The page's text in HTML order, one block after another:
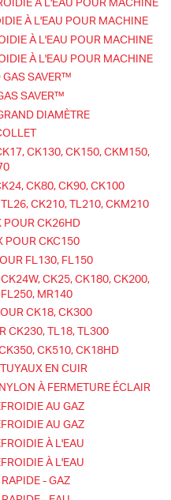
À L'EAU POUR MACHINE
À L'EAU POUR MACHINE
À L'EAU POUR MACHINE
À L'EAU POUR MACHINE
GAS SAVER™
SAVER™
DIAMÈTRE
CK130, CK150, CKM150,
CK80, CK90, CK100
CK210, TL210, CKM210
POUR CK26HD
POUR CKC150
FL130, FL150
CK25, CK180, CK200,
MR140
CK18, CK300
CK230, TL18, TL300
CK510, CK18HD
EN CUIR
À FERMETURE ÉCLAIR
AU GAZ
AU GAZ
À L'EAU
À L'EAU
- GAZ